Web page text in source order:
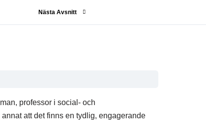
Nästa Avsnitt
professor i social- och
att det finns en tydlig, engagerande